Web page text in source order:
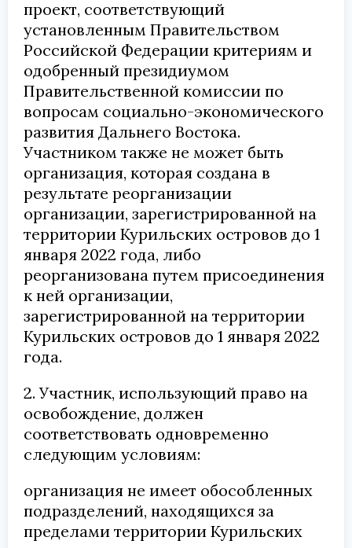
проект, соответствующий
установленным Правительством
Российской Федерации критериям и
одобренный президиумом
Правительственной комиссии по
вопросам социально-экономического
развития Дальнего Востока.
Участником также не может быть
организация, которая создана в
результате реорганизации
организации, зарегистрированной на
территории Курильских островов до 1
января 2022 года, либо
реорганизована путем присоединения
к ней организации,
зарегистрированной на территории
Курильских островов до 1 января 2022
года.
2. Участник, использующий право на
освобождение, должен
соответствовать одновременно
следующим условиям:
организация не имеет обособленных
подразделений, находящихся за
пределами территории Курильских